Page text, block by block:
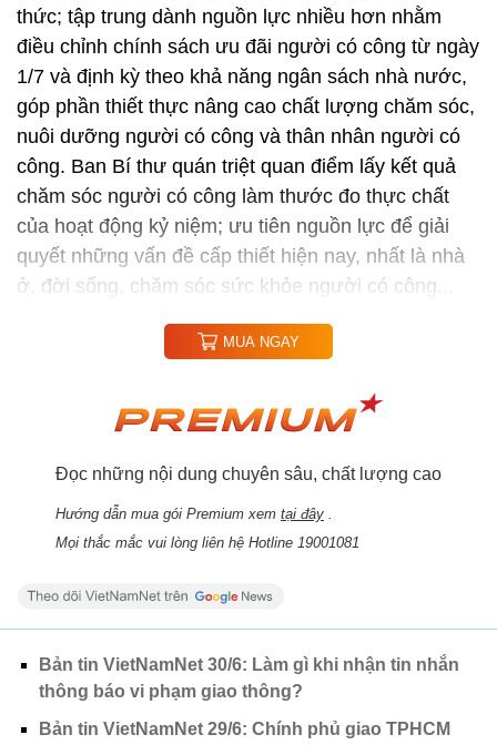
thức; tập trung dành nguồn lực nhiều hơn nhằm
điều chỉnh chính sách ưu đãi người có công từ ngày
1/7 và định kỳ theo khả năng ngân sách nhà nước,
góp phần thiết thực nâng cao chất lượng chăm sóc,
nuôi dưỡng người có công và thân nhân người có
công. Ban Bí thư quán triệt quan điểm lấy kết quả
chăm sóc người có công làm thước đo thực chất
của hoạt động kỷ niệm; ưu tiên nguồn lực để giải
quyết những vấn đề cấp thiết hiện nay, nhất là nhà
ở, đời sống, chăm sóc sức khỏe người có công...
MUA NGAY
Đọc những nội dung chuyên sâu, chất lượng cao
Hướng dẫn mua gói Premium xem tại đây .
Mọi thắc mắc vui lòng liên hệ Hotline 19001081
Bản tin VietNamNet 30/6: Làm gì khi nhận tin nhắn
thông báo vi phạm giao thông?
Bản tin VietNamNet 29/6: Chính phủ giao TPHCM